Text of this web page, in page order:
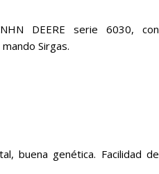
DEERE serie 6030, con
Sirgas.
buena genética. Facilidad de